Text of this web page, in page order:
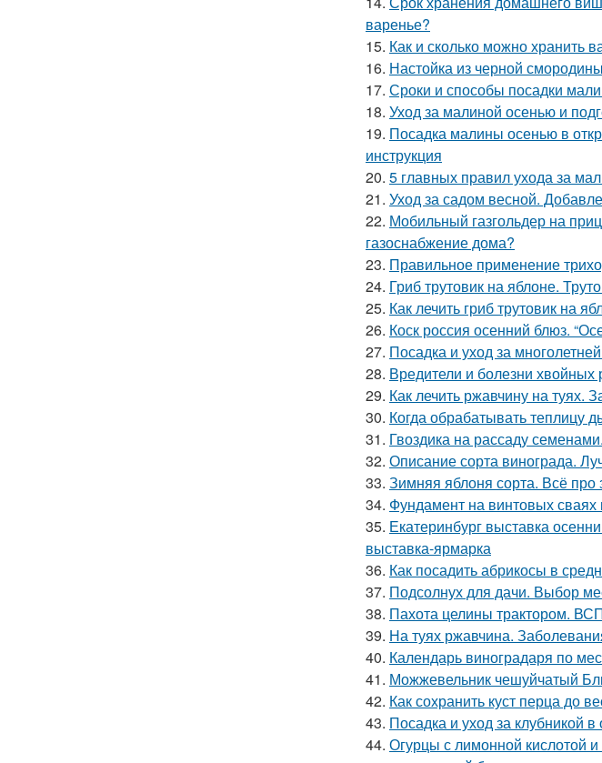
варенье?
15. Как и сколько можно хранить
16. Настойка из черной
17. Сроки и способы посадки
18. Уход за малиной осенью и
19. Посадка малины осенью в
инструкция
20. 5 главных правил ухода за
21. Уход за садом весной.
22. Мобильный газгольдер на
газоснабжение дома?
23. Правильное применение
24. Гриб трутовик на яблоне.
25. Как лечить гриб трутовик на
26. Коск россия осенний блюз.
27. Посадка и уход за
28. Вредители и болезни
29. Как лечить ржавчину на туях.
30. Когда обрабатывать теплицу
31. Гвоздика на рассаду
32. Описание сорта винограда.
33. Зимняя яблоня сорта. Всё про
34. Фундамент на винтовых сваях
35. Екатеринбург выставка
выставка-ярмарка
36. Как посадить абрикосы в
37. Подсолнух для дачи. Выбор
38. Пахота целины
39. На туях ржавчина.
40. Календарь виноградаря по
41. Можжевельник чешуйчатый
42. Как сохранить куст перца до
43. Посадка и уход за клубникой
44. Огурцы с лимонной кислотой